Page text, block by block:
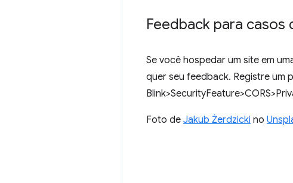
Feedback para
Se você hospedar um site em
quer seu feedback. Registre um
Foto de Jakub Żerdzicki no